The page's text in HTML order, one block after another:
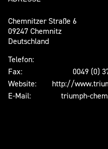
Chemnitzer Straße 6
09247 Chemnitz
Deutschland
Telefon:
Fax:
0049 (0)
Website:
http://
E-Mail:
triumph-